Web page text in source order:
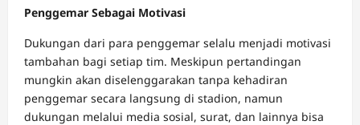
Penggemar Sebagai Motivasi
Dukungan dari para penggemar selalu menjadi motivasi
tambahan bagi setiap tim. Meskipun pertandingan
mungkin akan diselenggarakan tanpa kehadiran
penggemar secara langsung di stadion, namun
dukungan melalui media sosial, surat, dan lainnya bisa